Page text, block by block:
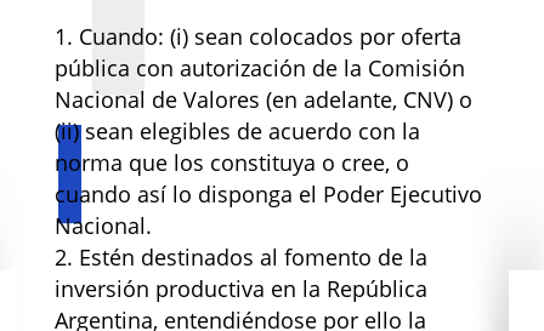
Cuando: (i) sean colocados por oferta
pública con autorización de la Comisión
Nacional de Valores (en adelante, CNV) o
(ii) sean elegibles de acuerdo con la
norma que los constituya o cree, o
cuando así lo disponga el Poder Ejecutivo
Nacional.
Estén destinados al fomento de la
inversión productiva en la República
Argentina, entendiéndose por ello la